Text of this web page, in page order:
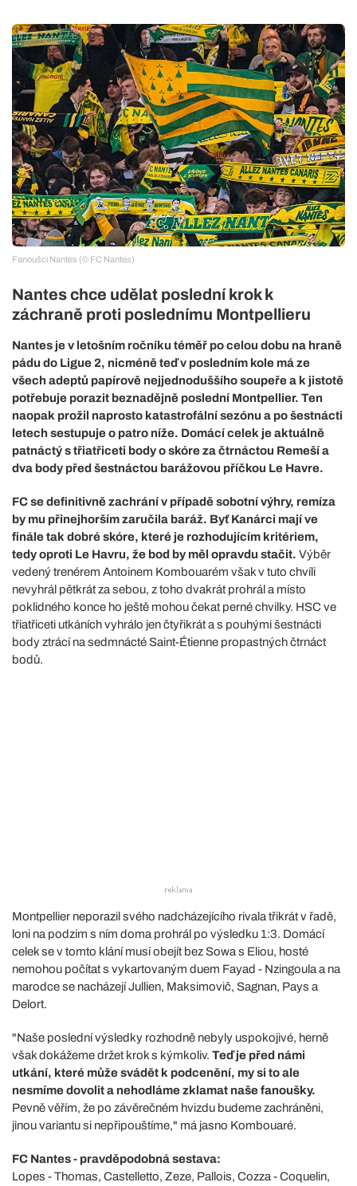
Fanoušci Nantes (© FC Nantes)
Nantes chce udělat poslední krok k
záchraně proti poslednímu Montpellieru
Nantes je v letošním ročníku téměř po celou dobu na hraně
pádu do Ligue 2, nicméně teď v posledním kole má ze
všech adeptů papírově nejjednoduššího soupeře a k jistotě
potřebuje porazit beznadějně poslední Montpellier. Ten
naopak prožil naprosto katastrofální sezónu a po šestnácti
letech sestupuje o patro níže. Domácí celek je aktuálně
patnáctý s třiatřiceti body o skóre za čtrnáctou Remeší a
dva body před šestnáctou barážovou příčkou Le Havre.
FC se definitivně zachrání v případě sobotní výhry, remíza
by mu přinejhorším zaručila baráž. Byť Kanárci mají ve
finále tak dobré skóre, které je rozhodujícím kritériem,
tedy oproti Le Havru, že bod by měl opravdu stačit. Výběr
vedený trenérem Antoinem Kombouarém však v tuto chvíli
nevyhrál pětkrát za sebou, z toho dvakrát prohrál a místo
poklidného konce ho ještě mohou čekat perné chvilky. HSC ve
třiatřiceti utkáních vyhrálo jen čtyřikrát a s pouhými šestnácti
body ztrácí na sedmnácté Saint-Étienne propastných čtrnáct
bodů.
Montpellier neporazil svého nadcházejícího rivala třikrát v řadě,
loni na podzim s ním doma prohrál po výsledku 1:3. Domácí
celek se v tomto klání musí obejít bez Sowa s Eliou, hosté
nemohou počítat s vykartovaným duem Fayad - Nzingoula a na
marodce se nacházejí Jullien, Maksimovič, Sagnan, Pays a
Delort.
"Naše poslední výsledky rozhodně nebyly uspokojivé, herně
však dokážeme držet krok s kýmkoliv. Teď je před námi
utkání, které může svádět k podcenění, my si to ale
nesmíme dovolit a nehodláme zklamat naše fanoušky.
Pevně věřím, že po závěrečném hvizdu budeme zachráněni,
jinou variantu si nepřipouštíme," má jasno Kombouaré.
FC Nantes - pravděpodobná sestava:
Lopes - Thomas, Castelletto, Zeze, Pallois, Cozza - Coquelin,